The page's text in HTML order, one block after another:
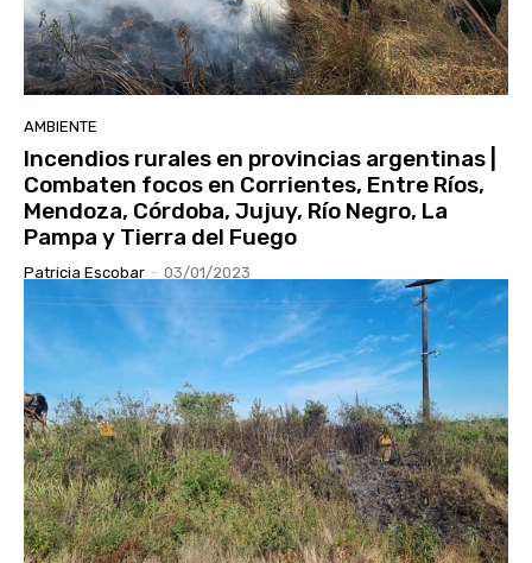
AMBIENTE
Incendios rurales en provincias argentinas |
Combaten focos en Corrientes, Entre Ríos,
Mendoza, Córdoba, Jujuy, Río Negro, La
Pampa y Tierra del Fuego
Patricia Escobar - 03/01/2023